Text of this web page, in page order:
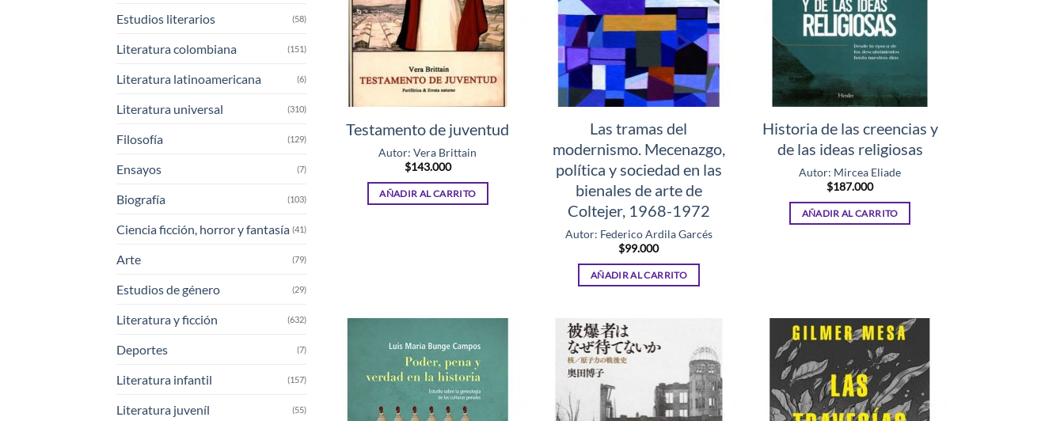
Estudios literarios (58)
Literatura colombiana (151)
Literatura latinoamericana (6)
Literatura universal (310)
Filosofía (129)
Ensayos (7)
Biografía (103)
Ciencia ficción, horror y fantasía (41)
Arte (79)
Estudios de género (29)
Literatura y ficción (632)
Deportes (7)
Literatura infantil (157)
Literatura juveníl (55)
Testamento de juventud
Autor: Vera Brittain
$143.000
AÑADIR AL CARRITO
Las tramas del
modernismo. Mecenazgo,
política y sociedad en las
bienales de arte de
Coltejer, 1968-1972
Autor: Federico Ardila Garcés
$99.000
AÑADIR AL CARRITO
Historia de las creencias y
de las ideas religiosas
Autor: Mircea Eliade
$187.000
AÑADIR AL CARRITO